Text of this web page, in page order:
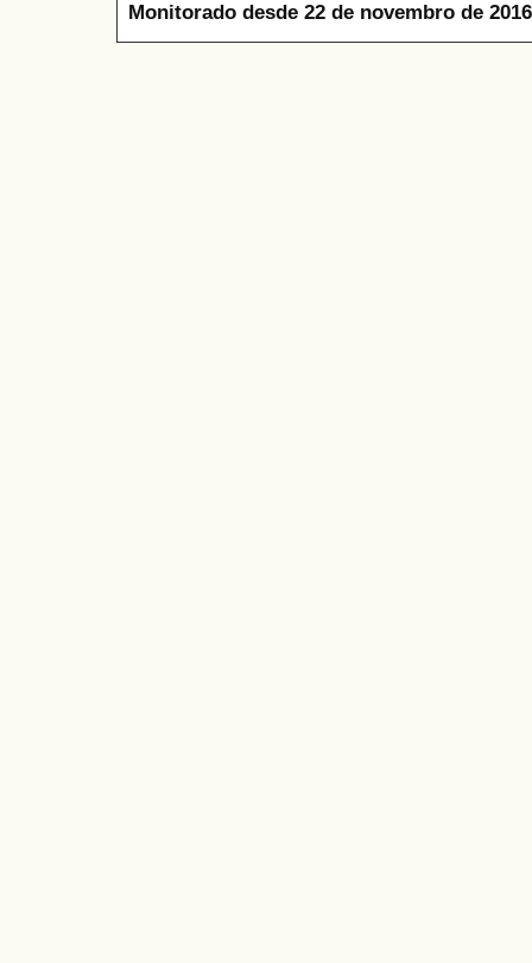
Monitorado desde 22 de novembro de